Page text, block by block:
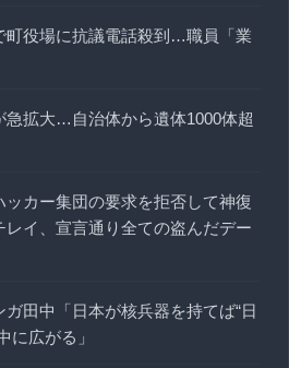
町役場に抗議電話殺到…職員「業
急拡大…自治体から遺体1000体超
ッカー集団の要求を拒否して神復
レイ、宣言通り全ての盗んだデー
ガ田中「日本が核兵器を持てば“日
に広がる」